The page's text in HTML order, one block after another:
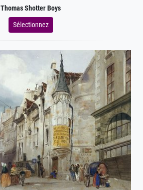
Thomas Shotter Boys
Sélectionnez